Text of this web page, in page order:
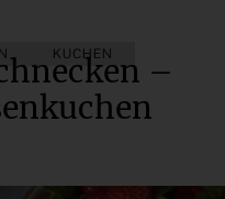
KUCHEN
–